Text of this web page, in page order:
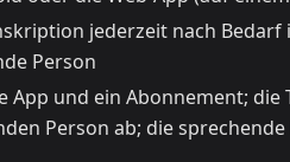
jederzeit nach
Person
App und ein Abonnement;
Person ab; die